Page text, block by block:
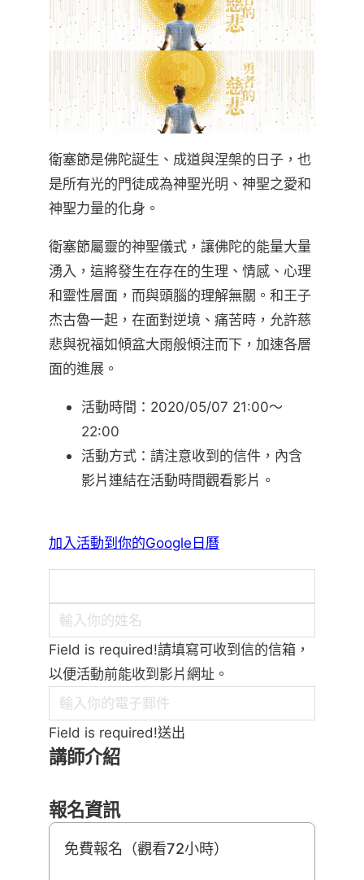
衛塞節是佛陀誕生、成道與涅槃的日子，也
是所有光的門徒成為神聖光明、神聖之愛和
神聖力量的化身。
衛塞節屬靈的神聖儀式，讓佛陀的能量大量
湧入，這將發生在存在的生理、情感、心理
和靈性層面，而與頭腦的理解無關。和王子
杰古魯一起，在面對逆境、痛苦時，允許慈
悲與祝福如傾盆大雨般傾注而下，加速各層
面的進展。
活動時間：2020/05/07 21:00～
22:00
活動方式：請注意收到的信件，內含
影片連結在活動時間觀看影片。
加入活動到你的Google日曆
Field is required!請填寫可收到信的信箱，
以便活動前能收到影片網址。
Field is required!送出
講師介紹
報名資訊
免費報名（觀看72小時）